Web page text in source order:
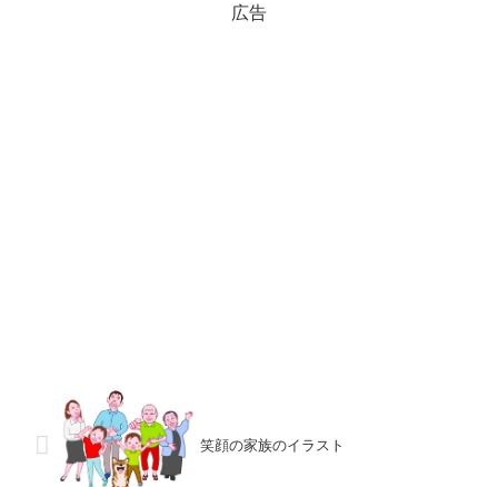
広告
笑顔の家族のイラスト